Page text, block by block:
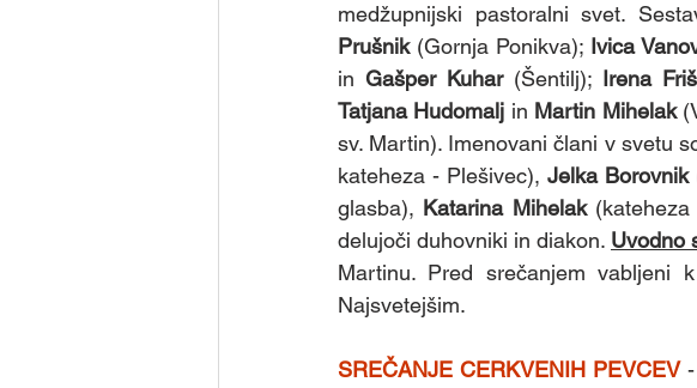
medžupnijski pastoralni svet.
Prušnik (Gornja Ponikva); Ivica
in Gašper Kuhar (Šentilj); Irena
Tatjana Hudomalj in Martin Mihelak
sv. Martin). Imenovani člani v svetu
kateheza - Plešivec), Jelka Borovnik
glasba), Katarina Mihelak (kateheza
delujoči duhovniki in diakon. Uvodno
Martinu. Pred srečanjem
Najsvetejšim.
SREČANJE CERKVENIH PEVCEV